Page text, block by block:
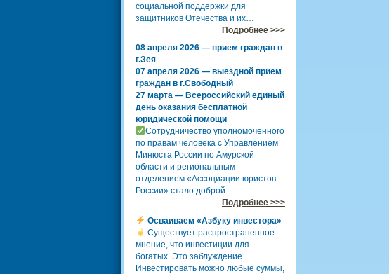
социальной поддержки для
защитников Отечества и их…
Подробнее >>>
08 апреля 2026 — прием граждан в
г.Зея
07 апреля 2026 — выездной прием
граждан в г.Свободный
27 марта — Всероссийский единый
день оказания бесплатной
юридической помощи
Сотрудничество уполномоченного
по правам человека с Управлением
Минюста России по Амурской
области и региональным
отделением «Ассоциации юристов
России» стало доброй…
Подробнее >>>
Осваиваем «Азбуку инвестора»
Существует распространенное
мнение, что инвестиции для
богатых. Это заблуждение.
Инвестировать можно любые суммы,